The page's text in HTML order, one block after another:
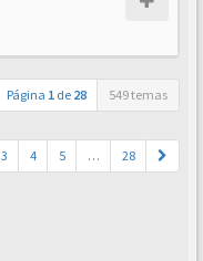
Página 1 de 28 549 temas
3 4 5 … 28